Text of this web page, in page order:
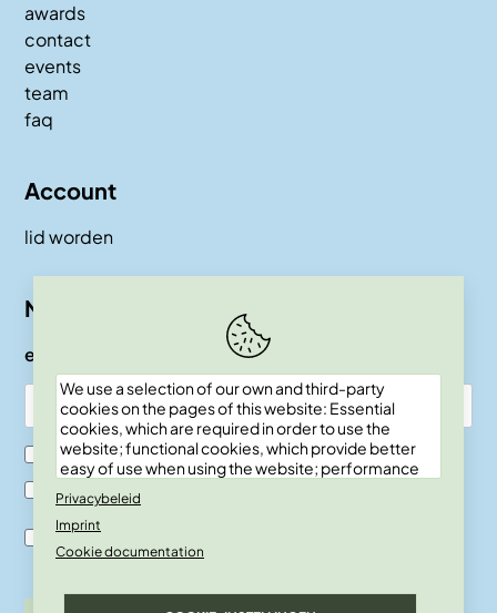
We use a selection of our own and third-party
cookies on the pages of this website: Essential
cookies, which are required in order to use the
website; functional cookies, which provide better
easy of use when using the website; performance
data on website use and statistics; and marketing
cookies, which are used to display relevant
content and advertising. If you choose "ACCEPT
revoke your consent for the future at any time
Privacybeleid
Imprint
Cookie documentation
awards
contact
events
team
faq
Account
lid worden
Nieuwsbrief
e-mail
Ik ben SKEPP lid
Ik ben geen SKEPP lid
Ik ben akkoord met de verwerkingsvoor-waarden en
privacy policy.